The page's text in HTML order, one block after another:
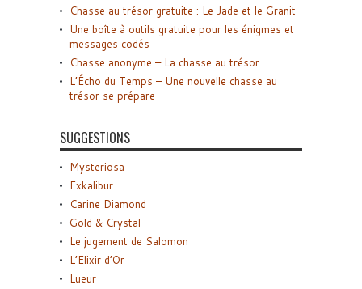
Chasse au trésor gratuite : Le Jade et le Granit
Une boîte à outils gratuite pour les énigmes et
messages codés
Chasse anonyme – La chasse au trésor
L’Écho du Temps – Une nouvelle chasse au
trésor se prépare
SUGGESTIONS
Mysteriosa
Exkalibur
Carine Diamond
Gold & Crystal
Le jugement de Salomon
L’Elixir d’Or
Lueur